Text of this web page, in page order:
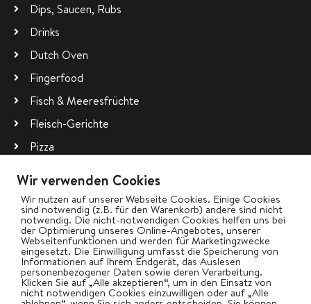
Dips, Saucen, Rubs
Drinks
Dutch Oven
Fingerfood
Fisch & Meeresfrüchte
Fleisch-Gerichte
Pizza
Räuchern
Rotisserie (Drehspieß)
Salate
Vegetarisch
Wok
Wir verwenden Cookies
Wir nutzen auf unserer Webseite Cookies. Einige Cookies
sind notwendig (z.B. für den Warenkorb) andere sind nicht
notwendig. Die nicht-notwendigen Cookies helfen uns bei
der Optimierung unseres Online-Angebotes, unserer
Webseitenfunktionen und werden für Marketingzwecke
eingesetzt. Die Einwilligung umfasst die Speicherung von
Informationen auf Ihrem Endgerät, das Auslesen
personenbezogener Daten sowie deren Verarbeitung.
Klicken Sie auf „Alle akzeptieren“, um in den Einsatz von
nicht notwendigen Cookies einzuwilligen oder auf „Alle